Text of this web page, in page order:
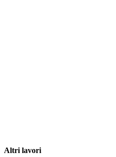
Altri lavori